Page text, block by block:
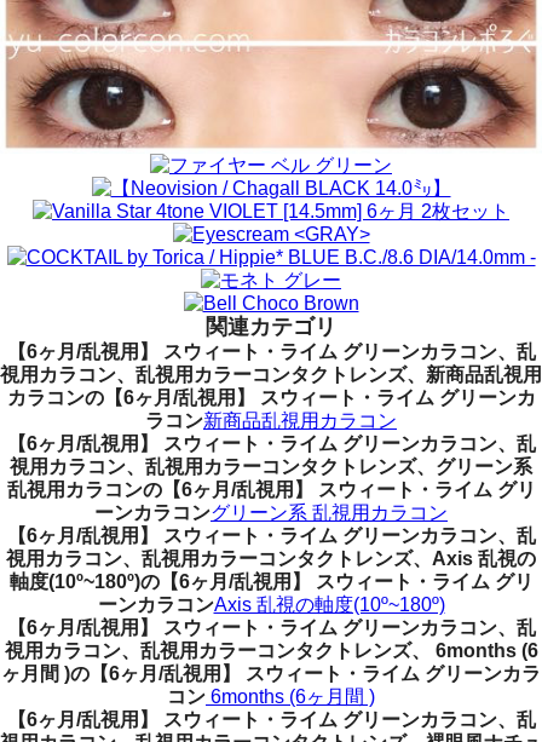
関連カテゴリ
【6ヶ月/乱視用】 スウィート・ライム グリーンカラコン、乱
視用カラコン、乱視用カラーコンタクトレンズ、新商品乱視用
カラコンの【6ヶ月/乱視用】 スウィート・ライム グリーンカ
ラコン新商品乱視用カラコン
【6ヶ月/乱視用】 スウィート・ライム グリーンカラコン、乱
視用カラコン、乱視用カラーコンタクトレンズ、グリーン系
乱視用カラコンの【6ヶ月/乱視用】 スウィート・ライム グリ
ーンカラコングリーン系 乱視用カラコン
【6ヶ月/乱視用】 スウィート・ライム グリーンカラコン、乱
視用カラコン、乱視用カラーコンタクトレンズ、Axis 乱視の
軸度(10º~180º)の【6ヶ月/乱視用】 スウィート・ライム グリ
ーンカラコンAxis 乱視の軸度(10º~180º)
【6ヶ月/乱視用】 スウィート・ライム グリーンカラコン、乱
視用カラコン、乱視用カラーコンタクトレンズ、 6months (6
ヶ月間 )の【6ヶ月/乱視用】 スウィート・ライム グリーンカラ
コン 6months (6ヶ月間 )
【6ヶ月/乱視用】 スウィート・ライム グリーンカラコン、乱